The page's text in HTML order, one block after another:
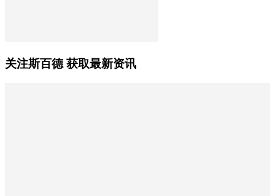
关注斯百德 获取最新资讯